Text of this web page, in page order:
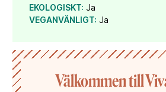
EKOLOGISKT: Ja
VEGANVÄNLIGT: Ja
Välkommen till